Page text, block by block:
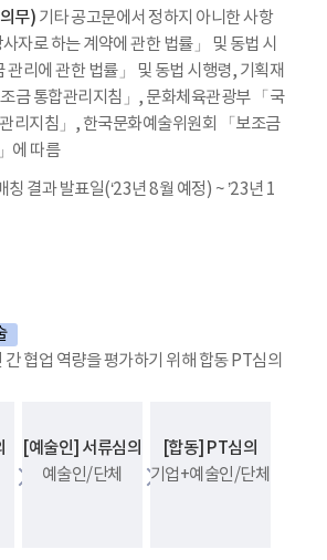
무) 기타 공고문에서 정하지 아니한 사항
자로 하는 계약에 관한 법률」 및 동법 시
관리에 관한 법률」 및 동법 시행령, 기획재
금 통합관리지침」, 문화체육관광부 「국
리지침」, 한국문화예술위원회 「보조금
에 따름
칭 결과 발표일(‘23년 8월 예정) ~ ’23년 1
협업 역량을 평가하기 위해 합동 PT심의
[예술인] 서류심의
예술인/단체
[합동] PT심의
기업+예술인/단체